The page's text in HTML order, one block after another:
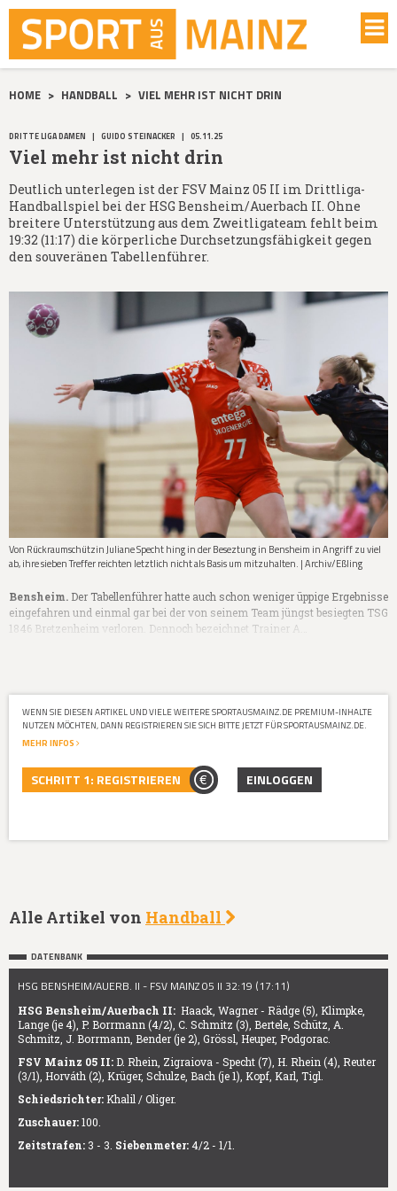
HOME > HANDBALL > VIEL MEHR IST NICHT DRIN
DRITTE LIGA DAMEN | GUIDO STEINACKER | 05.11.25
Viel mehr ist nicht drin
Deutlich unterlegen ist der FSV Mainz 05 II im Drittliga-
Handballspiel bei der HSG Bensheim/Auerbach II. Ohne
breitere Unterstützung aus dem Zweitligateam fehlt beim
19:32 (11:17) die körperliche Durchsetzungsfähigkeit gegen
den souveränen Tabellenführer.
Von Rückraumschützin Juliane Specht hing in der Beseztung in Bensheim in Angriff zu viel
ab, ihre sieben Treffer reichten letztlich nicht als Basis um mitzuhalten. | Archiv/Eßling
Bensheim. Der Tabellenführer hatte auch schon weniger üppige Ergebnisse
eingefahren und einmal gar bei der von seinem Team jüngst besiegten TSG
1846 Bretzenheim verloren. Dennoch bezeichnet Trainer A…
WENN SIE DIESEN ARTIKEL UND VIELE WEITERE SPORTAUSMAINZ.DE PREMIUM-INHALTE
NUTZEN MÖCHTEN, DANN REGISTRIEREN SIE SICH BITTE JETZT FÜR SPORTAUSMAINZ.DE.
MEHR INFOS
SCHRITT 1: REGISTRIEREN EINLOGGEN
Alle Artikel von Handball
DATENBANK
HSG BENSHEIM/AUERB. II - FSV MAINZ 05 II 32:19 (17:11)
HSG Bensheim/Auerbach II: Haack, Wagner - Rädge (5), Klimpke,
Lange (je 4), P. Borrmann (4/2), C. Schmitz (3), Bertele, Schütz, A.
Schmitz, J. Borrmann, Bender (je 2), Grössl, Heuper, Podgorac.
FSV Mainz 05 II: D. Rhein, Zigraiova - Specht (7), H. Rhein (4), Reuter
(3/1), Horváth (2), Krüger, Schulze, Bach (je 1), Kopf, Karl, Tigl.
Schiedsrichter: Khalil / Oliger.
Zuschauer:100.
Zeitstrafen: 3 - 3. Siebenmeter:4/2 - 1/1.